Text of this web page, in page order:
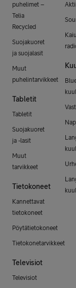
puhelimet –
Telia
Recycled
Suojakuoret
ja suojalasit
Muut
puhelintarvikkeet
Tabletit
Tabletit
Suojakuoret
ja -lasit
Muut
tarvikkeet
Tietokoneet
Kannettavat
tietokoneet
Pöytätietokoneet
Tietokonetarvikkeet
Televisiot
Televisiot